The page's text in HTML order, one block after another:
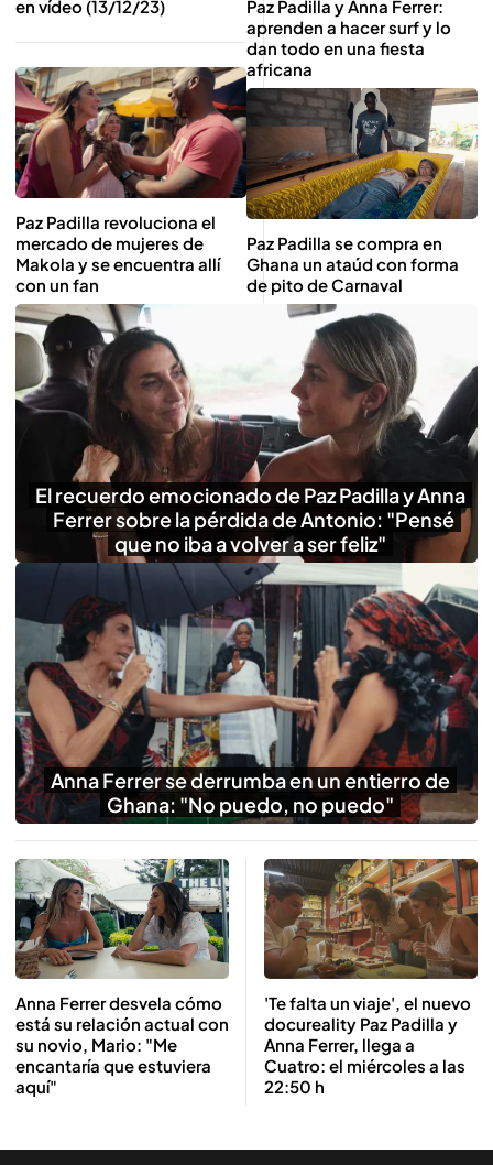
en vídeo (13/12/23)
Paz Padilla revoluciona el
mercado de mujeres de
Makola y se encuentra allí
con un fan
Paz Padilla y Anna Ferrer:
aprenden a hacer surf y lo
dan todo en una fiesta
africana
Paz Padilla se compra en
Ghana un ataúd con forma
de pito de Carnaval
El recuerdo emocionado de Paz Padilla y Anna
Ferrer sobre la pérdida de Antonio: "Pensé
que no iba a volver a ser feliz"
Anna Ferrer se derrumba en un entierro de
Ghana: "No puedo, no puedo"
Anna Ferrer desvela cómo
está su relación actual con
su novio, Mario: "Me
encantaría que estuviera
aquí"
'Te falta un viaje', el nuevo
docureality Paz Padilla y
Anna Ferrer, llega a
Cuatro: el miércoles a las
22:50 h